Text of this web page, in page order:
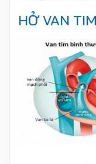
HỞ VAN